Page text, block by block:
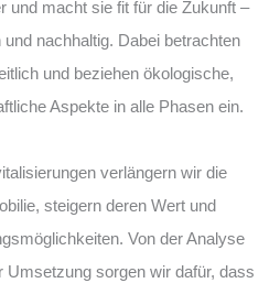
und macht sie fit für die Zukunft –
nachhaltig. Dabei betrachten
und beziehen ökologische,
Aspekte in alle Phasen ein.
verlängern wir die
steigern deren Wert und
Von der Analyse
Umsetzung sorgen wir dafür, dass